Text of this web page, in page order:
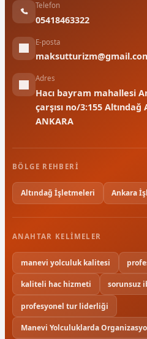
Telefon
05418463322
E-posta
Adres
Hacı bayram mahallesi
çarşısı no/3:155
ANKARA
BÖLGE REHBERI
Altındağ İşletmeleri Ankara
ANAHTAR KELIMELER
manevi yolculuk kalitesi
kaliteli hac hizmeti sorunsuz
profesyonel tur liderliği
Manevi Yolculuklarda